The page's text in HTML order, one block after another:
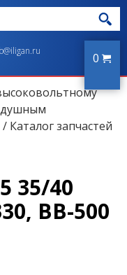
0
/ Каталог запчастей
35/40
ВВ-500